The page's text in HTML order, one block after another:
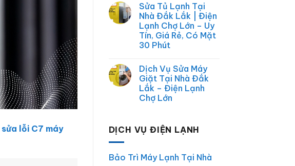
sửa lỗi C7 máy
Lạnh,
Điện
Tử
Chợ
Lớn
|
Sửa
Điện
Lạnh,
Điện
Nhà
TP.HCM
bình
luận
ở
Sửa
máy
lạnh
Uy
Đắk
Lắk
Sửa Tủ Lạnh Tại
Nhà Đắk Lắk | Điện
Lạnh Chợ Lớn – Uy
Tín, Giá Rẻ, Có Mặt
30 Phút
bình
luận
ở
Sửa
Tủ
Lạnh
Lắk
|
Chợ
Lớn
Dịch Vụ Sửa Máy
Giặt Tại Nhà Đắk
Lắk – Điện Lạnh
Chợ Lớn
luận
ở
Sửa
Máy
DỊCH VỤ ĐIỆN LẠNH
Bảo Trì Máy Lạnh Tại Nhà